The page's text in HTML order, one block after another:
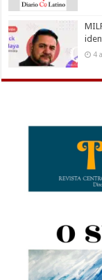
4